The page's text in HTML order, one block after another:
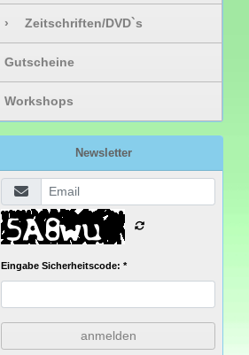
› Zeitschriften/DVD`s
Gutscheine
Workshops
Newsletter
Eingabe Sicherheitscode: *
anmelden